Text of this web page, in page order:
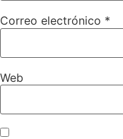
Correo electrónico *
Web